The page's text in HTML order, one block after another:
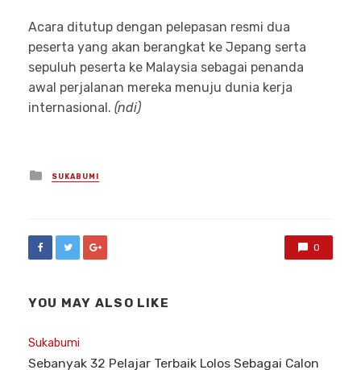
Acara ditutup dengan pelepasan resmi dua
peserta yang akan berangkat ke Jepang serta
sepuluh peserta ke Malaysia sebagai penanda
awal perjalanan mereka menuju dunia kerja
internasional. (ndi)
Posted
in
SUKABUMI
0
YOU MAY ALSO LIKE
Sukabumi
Sebanyak 32 Pelajar Terbaik Lolos Sebagai Calon